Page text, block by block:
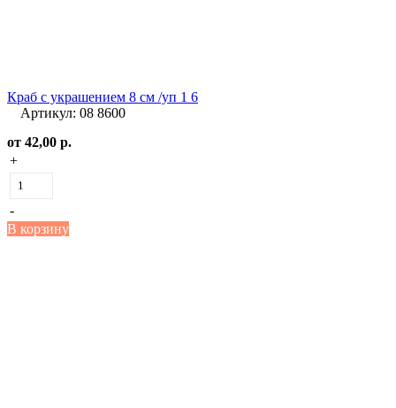
Краб с украшением 8 см /уп 1 6
Артикул: 08 8600
от 42,00 р.
+
-
В корзину